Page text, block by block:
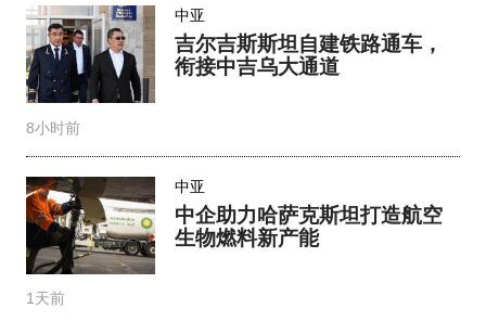
中亚
吉尔吉斯斯坦自建铁路通车，
衔接中吉乌大通道​
8小时前
中亚
中企助力哈萨克斯坦打造航空
生物燃料新产能
1天前